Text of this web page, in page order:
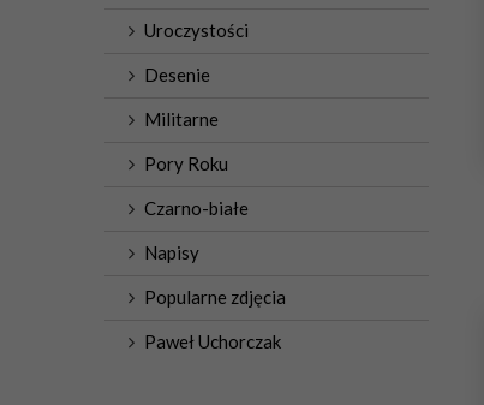
Uroczystości
Desenie
Militarne
Pory Roku
Czarno-białe
Napisy
Popularne zdjęcia
Paweł Uchorczak